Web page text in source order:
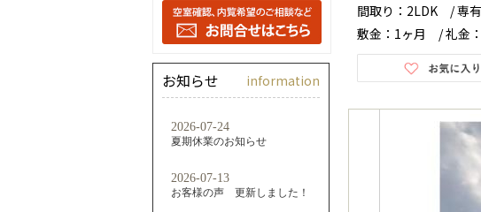
間取り：2LDK / 専
敷金：1ヶ月 / 礼金
お知らせ information